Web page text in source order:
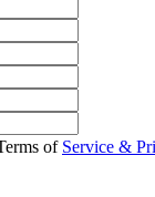
of Service &